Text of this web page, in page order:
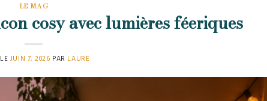
LE MAG
cosy avec lumières féeriques
JUIN 7, 2026 PAR LAURE